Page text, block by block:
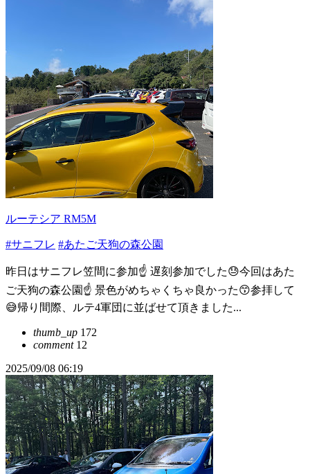
ルーテシア RM5M
#サニフレ #あたご天狗の森公園
昨日はサニフレ笠間に参加☝️ 遅刻参加でした😓今回はあた
ご天狗の森公園☝️ 景色がめちゃくちゃ良かった😙参拝して
😅帰り間際、ルテ4軍団に並ばせて頂きました...
thumb_up 172
comment12
2025/09/08 06:19